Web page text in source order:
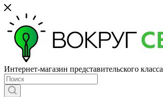
Интернет-магазин представительского класса